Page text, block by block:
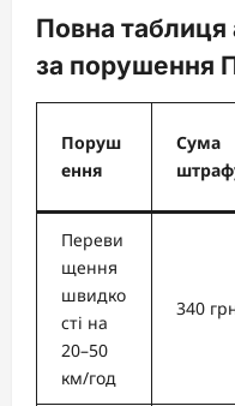
Повна таблиця
за порушення
Поруш
ення
Сума
Переви
щення
швидко
сті на
20–50
км/год
340